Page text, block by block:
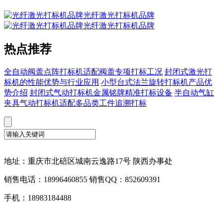
光纤激光打标机品牌
光纤激光打标机品牌
热点推荐
全自动阀盖点阵打标机适配阀盖专项打标工况 封闭式激光打
标机的性能优势与行业应用 小型台式法兰旋转打标机产品优
势介绍 封闭式气动打标机金属铭牌精准打标设备 半自动气缸
夹具气动打标机适配多品类工件追溯打标
地址：重庆市北碚区城南云逸路17号 陕西办事处
销售电话：18996460855 销售QQ：852609391
手机：18983184488